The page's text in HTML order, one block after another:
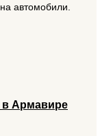
автомобили.
Армавире